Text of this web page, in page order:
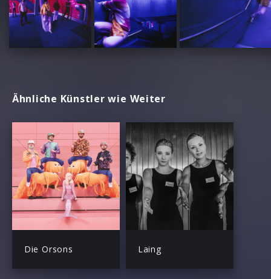
Ähnliche Künstler wie Weiter
Die Orsons Laing